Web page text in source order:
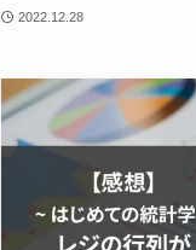
2022.12.28